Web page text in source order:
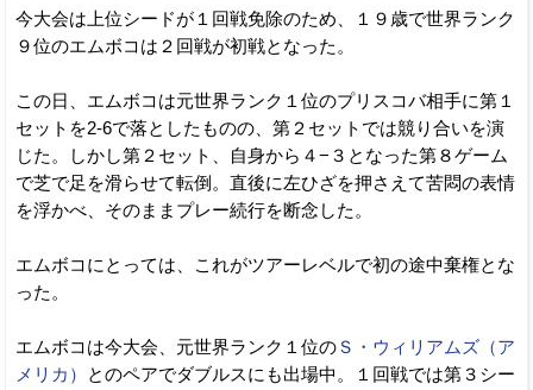
今大会は上位シードが１回戦免除のため、１９歳で世界ランク
９位のエムボコは２回戦が初戦となった。
この日、エムボコは元世界ランク１位のプリスコバ相手に第１
セットを2-6で落としたものの、第２セットでは競り合いを演
じた。しかし第２セット、自身から４−３となった第８ゲーム
で芝で足を滑らせて転倒。直後に左ひざを押さえて苦悶の表情
を浮かべ、そのままプレー続行を断念した。
エムボコにとっては、これがツアーレベルで初の途中棄権とな
った。
エムボコは今大会、元世界ランク１位のＳ・ウィリアムズ（ア
メリカ）
とのペアでダブルスにも出場中。１回戦では第３シー